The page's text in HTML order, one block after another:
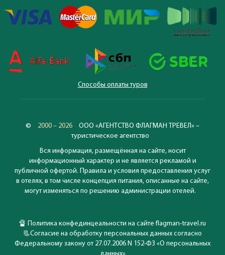
Способы оплаты туров
© 2000 – 2026
ООО «АГЕНТСТВО ФЛАГМАН ТРЕВЕЛ» –
туристическое агентство
Вся информация, размещённая на сайте, носит
информационный характер и не является рекламой и
публичной офертой. Правила и условия предоставления услуг
в отелях, в том числе концепция питания, описанные на сайте,
могут изменяться по решению администрации отелей.
🔏 Политика конфединцеальности на сайте flagman-travel.ru
📃Согласие на обработку персональных данных согласно
Федеральному закону от 27.07.2006 N 152-ФЗ «О персональных